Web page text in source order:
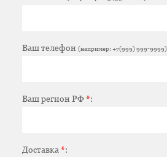
Ваш телефон (например: +7(999) 999-9999)
Ваш регион РФ*:
Доставка *: